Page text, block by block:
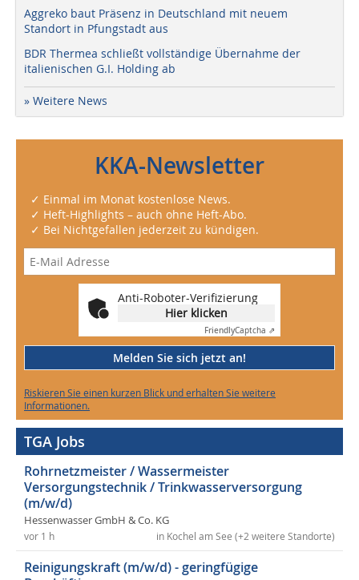
Aggreko baut Präsenz in Deutschland mit neuem
Standort in Pfungstadt aus
BDR Thermea schließt vollständige Übernahme der
italienischen G.I. Holding ab
» Weitere News
KKA-Newsletter
✓ Einmal im Monat kostenlose News.
✓ Heft-Highlights – auch ohne Heft-Abo.
✓ Bei Nichtgefallen jederzeit zu kündigen.
Anti-Roboter-Verifizierung
Hier klicken
FriendlyCaptcha ⇗
Melden Sie sich jetzt an!
Riskieren Sie einen kurzen Blick und erhalten Sie weitere
Informationen.
TGA Jobs
Rohrnetzmeister / Wassermeister
Versorgungstechnik / Trinkwasserversorgung
(m/w/d)
Hessenwasser GmbH & Co. KG
in Kochel am See (+2 weitere Standorte)
vor 1 h
Reinigungskraft (m/w/d) - geringfügige